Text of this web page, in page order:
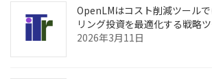
OpenLMはコスト削減ツール
リング投資を最適化する戦略
2026年3月11日